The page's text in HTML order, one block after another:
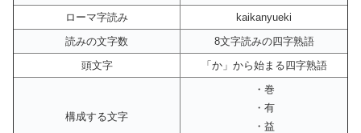
ローマ字読み
kaikanyueki
読みの文字数
8文字読みの四字熟語
頭文字
「か」から始まる四字熟語
構成する文字
・巻
・有
・益